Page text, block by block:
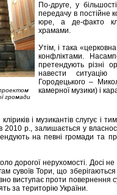
По-друге, у
передачу в постійне
юре, а де-факто
храмами.
Утім, і така
конфліктами.
претендують різні
навести ситуацію
Городецького –
камерної музики) і
громади
і музикантів слугує
2010 р., залишається у
на певні громади та
дорогої нерухомості. Досі
сувоїв Тори, що
виступає проти повернення
за територію України.